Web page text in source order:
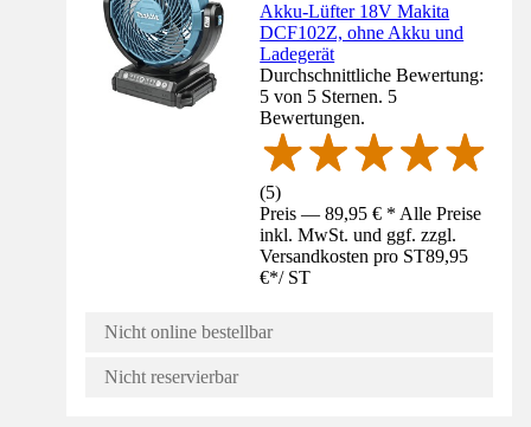
Akku-Lüfter 18V Makita
DCF102Z, ohne Akku und
Ladegerät
Durchschnittliche Bewertung:
5 von 5 Sternen. 5
Bewertungen.
(5)
Preis — 89,95 € * Alle Preise
inkl. MwSt. und ggf. zzgl.
Versandkosten pro ST89,95
€*/ ST
Nicht online bestellbar
Nicht reservierbar